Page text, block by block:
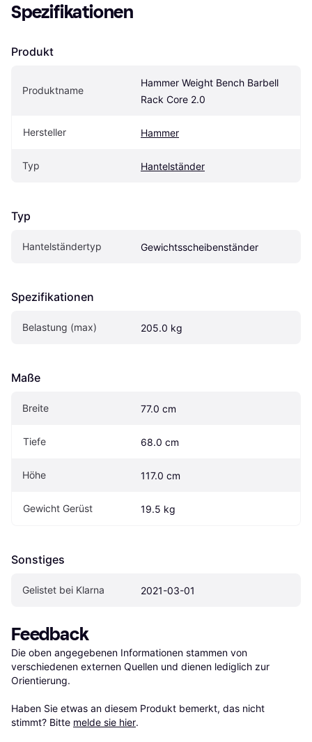
Spezifikationen
Produkt
Produktname
Hammer Weight Bench Barbell
Rack Core 2.0
Hersteller Hammer
Typ Hantelständer
Typ
Hantelständertyp Gewichtsscheibenständer
Spezifikationen
Belastung (max) 205.0 kg
Maße
Breite 77.0 cm
Tiefe 68.0 cm
Höhe 117.0 cm
Gewicht Gerüst 19.5 kg
Sonstiges
Gelistet bei Klarna 2021-03-01
Feedback
Die oben angegebenen Informationen stammen von
verschiedenen externen Quellen und dienen lediglich zur
Orientierung.
Haben Sie etwas an diesem Produkt bemerkt, das nicht
stimmt? Bitte melde sie hier.